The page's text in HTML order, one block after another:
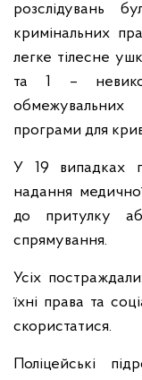
розслідувань
кримінальних
легке тілесне
та 1 –
програми для
У 19 випадках
надання
до притулку
спрямування.
Усіх
їхні права та
скористатися.
Поліцейські